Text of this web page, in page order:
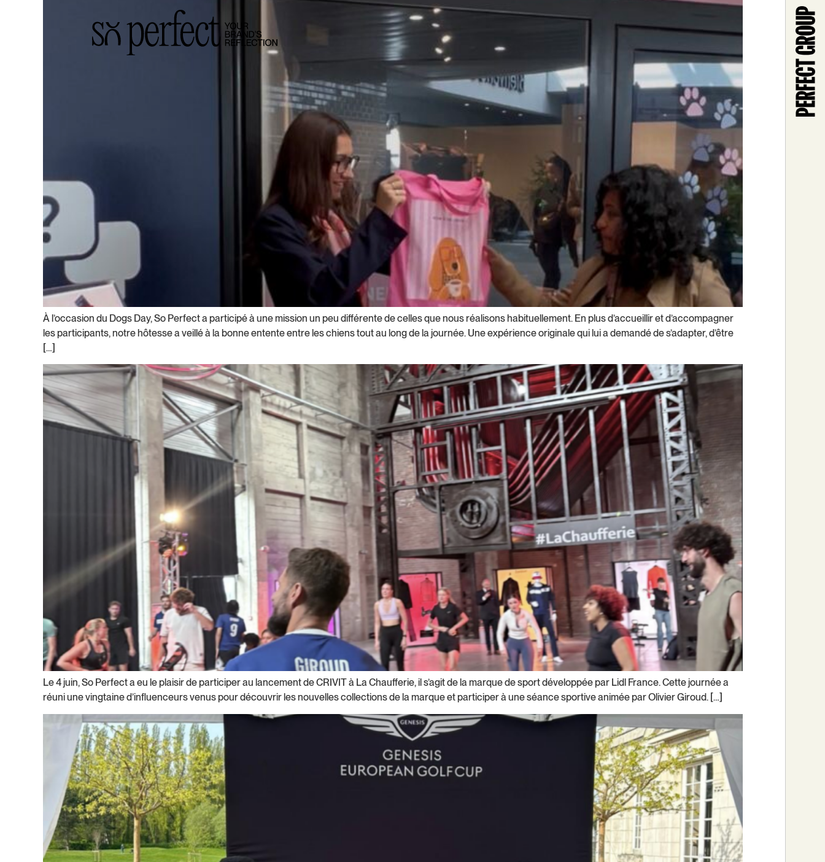
À l’occasion du Dogs Day, So Perfect a participé à une mission un peu différente de celles que nous réalisons habituellement. En plus d’accueillir et d’accompagner
les participants, notre hôtesse a veillé à la bonne entente entre les chiens tout au long de la journée. Une expérience originale qui lui a demandé de s’adapter, d’être
[…]
Le 4 juin, So Perfect a eu le plaisir de participer au lancement de CRIVIT à La Chaufferie, il s’agit de la marque de sport développée par Lidl France. Cette journée a
réuni une vingtaine d’influenceurs venus pour découvrir les nouvelles collections de la marque et participer à une séance sportive animée par Olivier Giroud. […]